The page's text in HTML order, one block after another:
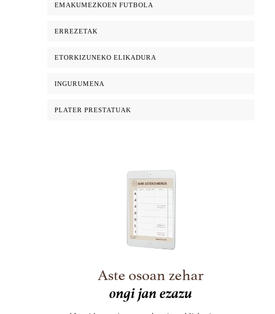
EMAKUMEZKOEN FUTBOLA
ERREZETAK
ETORKIZUNEKO ELIKADURA
INGURUMENA
PLATER PRESTATUAK
Aste osoan zehar
ongi jan ezazu